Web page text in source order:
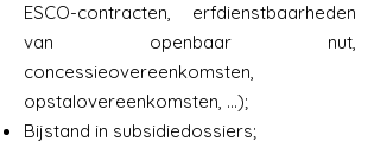
ESCO-contracten, erfdienstbaarheden
van openbaar nut,
concessieovereenkomsten,
opstalovereenkomsten, ...);
Bijstand in subsidiedossiers;